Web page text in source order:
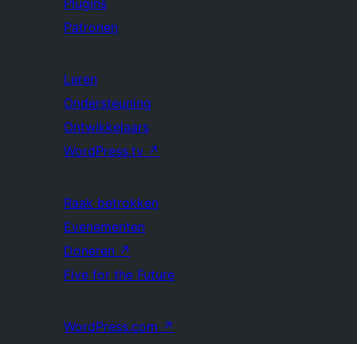
Plugins
Patronen
Leren
Ondersteuning
Ontwikkelaars
WordPress.tv ↗
Raak betrokken
Evenementen
Doneren ↗
Five for the Future
WordPress.com ↗